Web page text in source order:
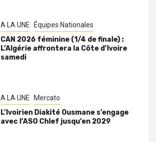
A LA UNE Équipes Nationales
CAN 2026 féminine (1/4 de finale) :
L’Algérie affrontera la Côte d’Ivoire
samedi
A LA UNE Mercato
L’Ivoirien Diakité Ousmane s’engage
avec l’ASO Chlef jusqu’en 2029